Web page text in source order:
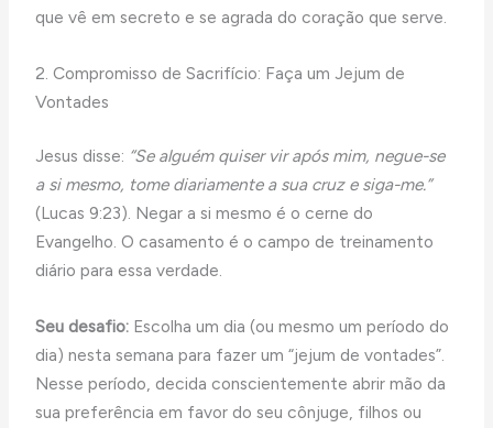
que vê em secreto e se agrada do coração que serve.
2. Compromisso de Sacrifício: Faça um Jejum de
Vontades
Jesus disse: “Se alguém quiser vir após mim, negue-se
a si mesmo, tome diariamente a sua cruz e siga-me.”
(Lucas 9:23). Negar a si mesmo é o cerne do
Evangelho. O casamento é o campo de treinamento
diário para essa verdade.
Seu desafio: Escolha um dia (ou mesmo um período do
dia) nesta semana para fazer um “jejum de vontades”.
Nesse período, decida conscientemente abrir mão da
sua preferência em favor do seu cônjuge, filhos ou